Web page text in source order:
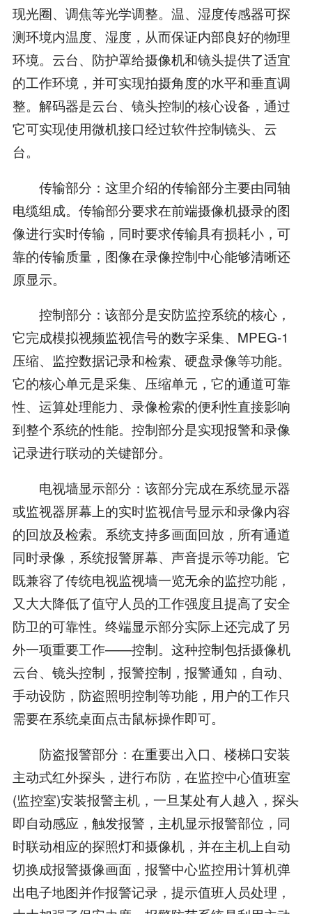
现光圈、调焦等光学调整。温、湿度传感器可探
测环境内温度、湿度，从而保证内部良好的物理
环境。云台、防护罩给摄像机和镜头提供了适宜
的工作环境，并可实现拍摄角度的水平和垂直调
整。解码器是云台、镜头控制的核心设备，通过
它可实现使用微机接口经过软件控制镜头、云
台。
传输部分：这里介绍的传输部分主要由同轴
电缆组成。传输部分要求在前端摄像机摄录的图
像进行实时传输，同时要求传输具有损耗小，可
靠的传输质量，图像在录像控制中心能够清晰还
原显示。
控制部分：该部分是安防监控系统的核心，
它完成模拟视频监视信号的数字采集、MPEG-1
压缩、监控数据记录和检索、硬盘录像等功能。
它的核心单元是采集、压缩单元，它的通道可靠
性、运算处理能力、录像检索的便利性直接影响
到整个系统的性能。控制部分是实现报警和录像
记录进行联动的关键部分。
电视墙显示部分：该部分完成在系统显示器
或监视器屏幕上的实时监视信号显示和录像内容
的回放及检索。系统支持多画面回放，所有通道
同时录像，系统报警屏幕、声音提示等功能。它
既兼容了传统电视监视墙一览无余的监控功能，
又大大降低了值守人员的工作强度且提高了安全
防卫的可靠性。终端显示部分实际上还完成了另
外一项重要工作——控制。这种控制包括摄像机
云台、镜头控制，报警控制，报警通知，自动、
手动设防，防盗照明控制等功能，用户的工作只
需要在系统桌面点击鼠标操作即可。
防盗报警部分：在重要出入口、楼梯口安装
主动式红外探头，进行布防，在监控中心值班室
(监控室)安装报警主机，一旦某处有人越入，探头
即自动感应，触发报警，主机显示报警部位，同
时联动相应的探照灯和摄像机，并在主机上自动
切换成报警摄像画面，报警中心监控用计算机弹
出电子地图并作报警记录，提示值班人员处理，